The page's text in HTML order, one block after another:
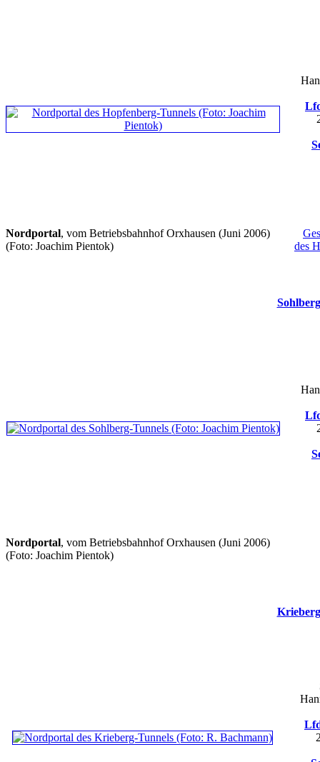
Nordportal, vom Betriebsbahnhof Orxhausen (Juni 2006)
(Foto: Joachim Pientok)
des
Nordportal, vom Betriebsbahnhof Orxhausen (Juni 2006)
(Foto: Joachim Pientok)